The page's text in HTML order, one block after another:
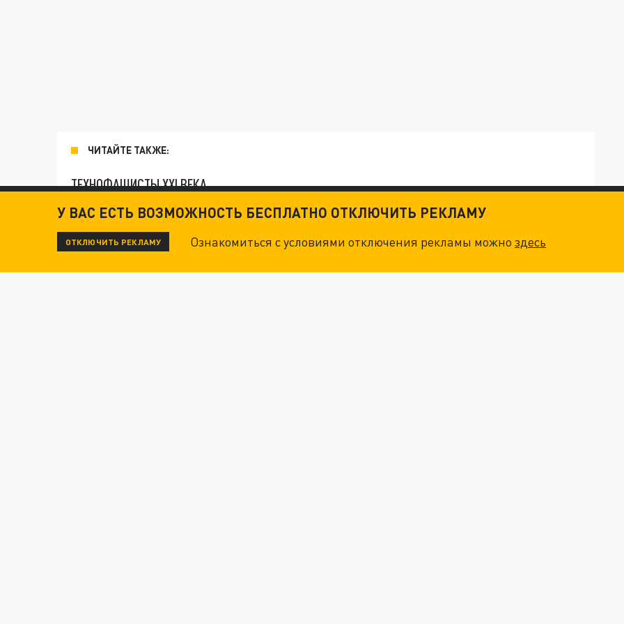
ЧИТАЙТЕ ТАКЖЕ:
ТЕХНОФАШИСТЫ XXI ВЕКА
ДАНЯ С ДАШЕЙ СПАСЛИСЬ ОТ БОЕВИКОВ ВСУ. НО БЕДЫ ДЛЯ МАЛЫШЕЙ НЕ ЗАКОНЧИЛИСЬ
У ВАС ЕСТЬ ВОЗМОЖНОСТЬ БЕСПЛАТНО ОТКЛЮЧИТЬ РЕКЛАМУ
ОТКЛЮЧИТЬ РЕКЛАМУ Ознакомиться с условиями отключения рекламы можноздесь